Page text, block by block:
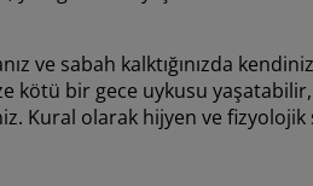
ve sabah kalktığınızda
kötü bir gece uykusu
Kural olarak hijyen ve fizyolojik